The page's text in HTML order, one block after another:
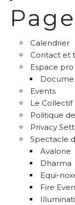
Calendrier
Contact et
Espace pro
Events
Le Collectif
Politique
Privacy
Spectacle
Avalone
Dharma
Equi-
Fire